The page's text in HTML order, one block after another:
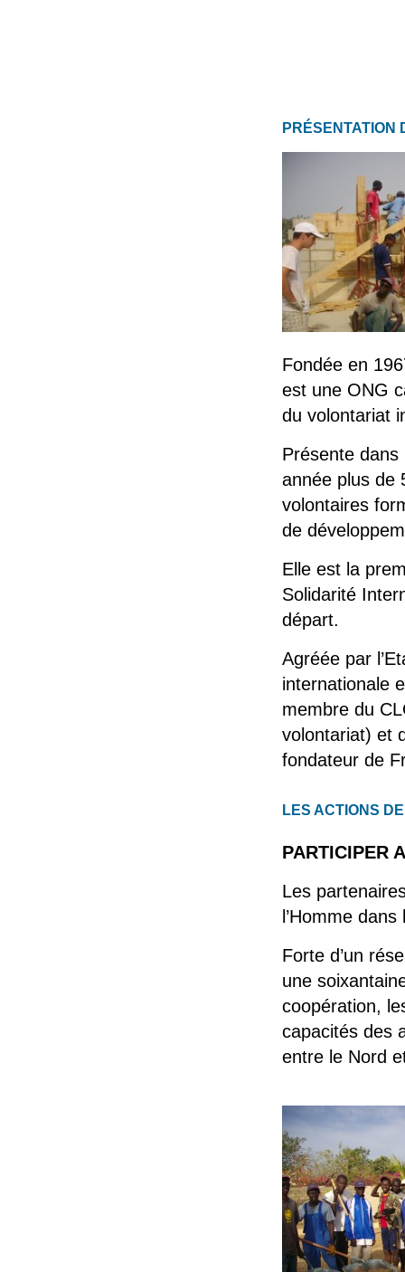
PRÉSENTATION
Fondée en
est une ONG
du volontariat
Présente
année plus de
volontaires
de
Elle est la
Solidarité
départ.
Agréée par
internationale
membre du
volontariat) et
fondateur de
LES ACTIONS
PARTICIPER
Les
l’Homme
Forte d’un
une
coopération,
capacités des
entre le Nord